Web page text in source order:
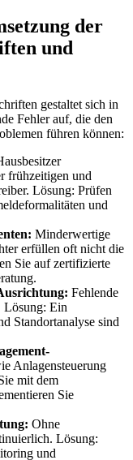
der
und
gestaltet sich in
Fehler auf, die den
führen können:
frühzeitigen und
Lösung: Prüfen
und
Minderwertige
erfüllen oft nicht die
Sie auf zertifizierte
Fehlende
Lösung: Ein
Standortanalyse sind
Anlagensteuerung
mit dem
Sie
Ohne
Lösung:
und